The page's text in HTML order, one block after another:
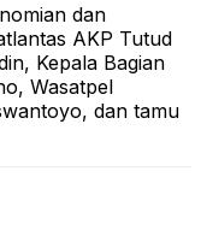
dan
AKP Tutud
Kepala Bagian
Wasatpel
dan tamu